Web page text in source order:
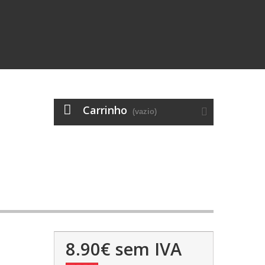
Carrinho (vazio)
8.90€ sem IVA